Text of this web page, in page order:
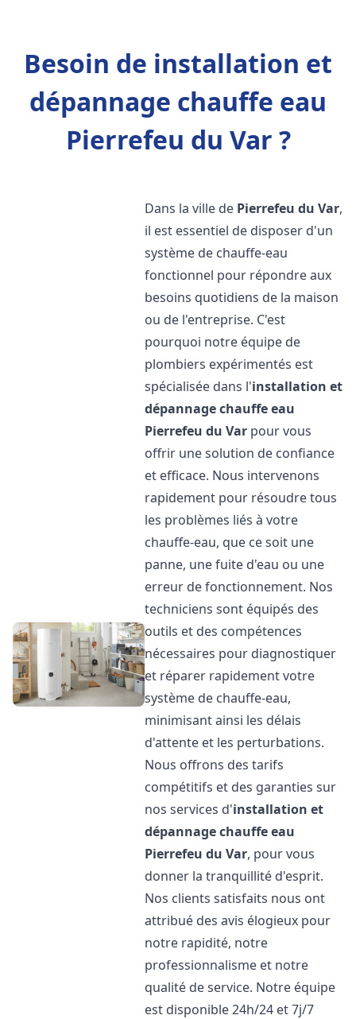
Besoin de installation et
dépannage chauffe eau
Pierrefeu du Var ?
Dans la ville de Pierrefeu du Var,
il est essentiel de disposer d'un
système de chauffe-eau
fonctionnel pour répondre aux
besoins quotidiens de la maison
ou de l'entreprise. C'est
pourquoi notre équipe de
plombiers expérimentés est
spécialisée dans l'installation et
dépannage chauffe eau
Pierrefeu du Var pour vous
offrir une solution de confiance
et efficace. Nous intervenons
rapidement pour résoudre tous
les problèmes liés à votre
chauffe-eau, que ce soit une
panne, une fuite d'eau ou une
erreur de fonctionnement. Nos
techniciens sont équipés des
outils et des compétences
nécessaires pour diagnostiquer
et réparer rapidement votre
système de chauffe-eau,
minimisant ainsi les délais
d'attente et les perturbations.
Nous offrons des tarifs
compétitifs et des garanties sur
nos services d'installation et
dépannage chauffe eau
Pierrefeu du Var, pour vous
donner la tranquillité d'esprit.
Nos clients satisfaits nous ont
attribué des avis élogieux pour
notre rapidité, notre
professionnalisme et notre
qualité de service. Notre équipe
est disponible 24h/24 et 7j/7